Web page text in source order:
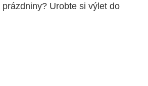
Urobte si výlet do